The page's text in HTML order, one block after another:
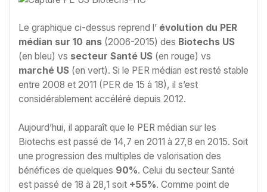
Le graphique ci-dessus reprend l’ évolution du PER
médian sur 10 ans (2006-2015) des Biotechs US
(en bleu) vs secteur Santé US (en rouge) vs
marché US (en vert). Si le PER médian est resté stable
entre 2008 et 2011 (PER de 15 à 18), il s’est
considérablement accéléré depuis 2012.
Aujourd’hui, il apparaît que le PER médian sur les
Biotechs est passé de 14,7 en 2011 à 27,8 en 2015. Soit
une progression des multiples de valorisation des
bénéfices de quelques 90%. Celui du secteur Santé
est passé de 18 à 28,1 soit +55%. Comme point de